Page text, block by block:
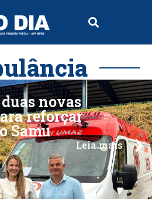
novas
reforçar
Samu
Leia mais